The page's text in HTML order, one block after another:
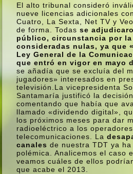
El alto tribunal consideró
nueve licencias adicionales
Cuatro, La Sexta, Net TV y
de forma. Todasse
público, circunstancia por
consideradas nulas, ya que
Ley General de la
que entró en vigor en mayo
se añadí­a que se excluí­a del
jugadores» interesados en
televisión. La vicepresidenta
Santamarí­a justificó la
comentando que habí­a que
llamado «dividendo digital»,
los próximos meses para dar
radioeléctrico a los
telecomunicaciones. La
canales de nuestra TDT ya
polémica. Analicemos el caso
veamos cuáles de ellos
que acabe el 2013.